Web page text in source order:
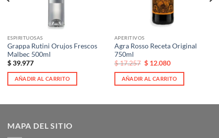
ESPIRITUOSAS
Grappa Rutini Orujos Frescos
Malbec 500ml
$39.977
AÑADIR AL CARRITO
APERITIVOS
Agra Rosso Receta Original
750ml
El
precio
original
era:
$ 17.257.
$17.257 El
actual
es:
$ 17.257.
$12.080
AÑADIR AL CARRITO
MAPA DEL SITIO